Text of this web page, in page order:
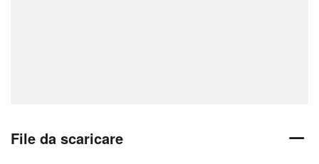
File da scaricare